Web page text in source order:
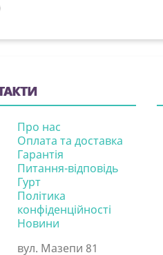
Про нас
Оплата та доставка
Гарантія
Питання-відповідь
Гурт
Політика
конфіденційності
Новини
вул. Мазепи 81